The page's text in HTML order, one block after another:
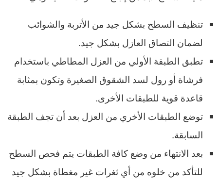
تنظيف السطح بشكل جيد من الأتربة والشوائب
لضمان التصاق العازل بشكل جيد.
تطبق الطبقة الأولي من العزل المطاطي باستخدام
فرشاة أو رول لسد الشقوق الصغيرة وتكون بمثابة
قاعدة قوية للطبقات الأخرى.
توضع الطبقات الأخري من العزل بعد أن تجف الطبقة
السابقة.
بعد الانتهاء من وضع كافة الطبقات يتم فحص السطح
للتأكد من خلوه من أي ثغرات غير مغطاة بشكل جيد